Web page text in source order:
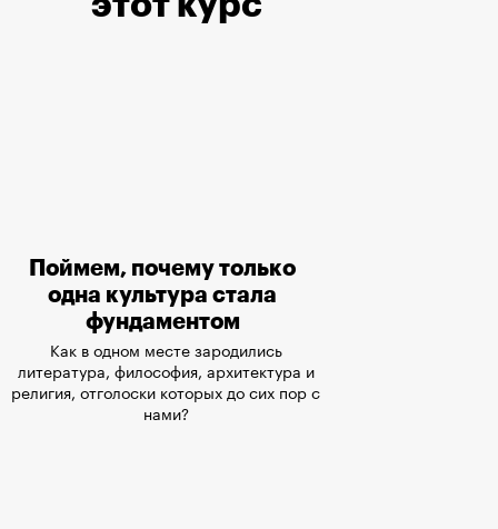
Поймем, почему только
одна культура стала
фундаментом
Как в одном месте зародились
литература, философия, архитектура и
религия, отголоски которых до сих пор с
нами?